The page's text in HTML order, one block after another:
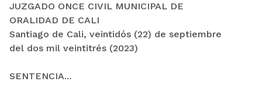
JUZGADO ONCE CIVIL MUNICIPAL DE
ORALIDAD DE CALI
Santiago de Cali, veintidós (22) de septiembre
del dos mil veintitrés (2023)
SENTENCIA...